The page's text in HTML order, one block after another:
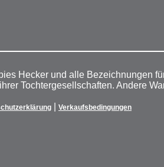
Hecker und alle Bezeichnungen
Tochtergesellschaften. Andere
Verkaufsbedingungen